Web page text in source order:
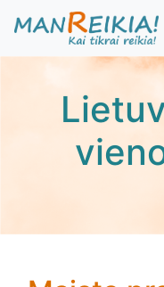
pagrindinį